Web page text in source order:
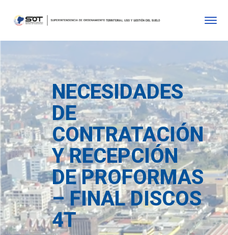
NECESIDADES
DE
CONTRATACIÓN
Y RECEPCIÓN
DE PROFORMAS
– FINAL DISCOS
4T